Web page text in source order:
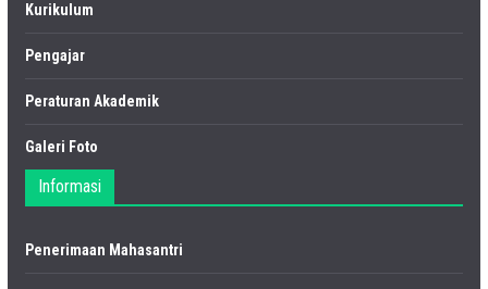
Kurikulum
Pengajar
Peraturan Akademik
Galeri Foto
Informasi
Penerimaan Mahasantri